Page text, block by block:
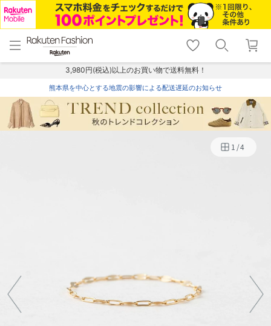
menu home
トップ
shopping_cart lock_outline
ログイン
3,980円(税込)以上のお買い物で送料無料！
熊本県を中心とする地震の影響による配送遅延のお知らせ
1 /4